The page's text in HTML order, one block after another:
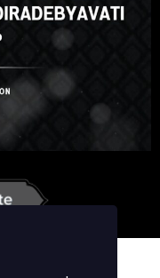
ภาษาไทย
Japanese
Vietnamese